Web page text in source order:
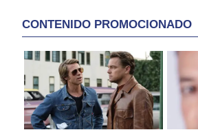
CONTENIDO PROMOCIONADO